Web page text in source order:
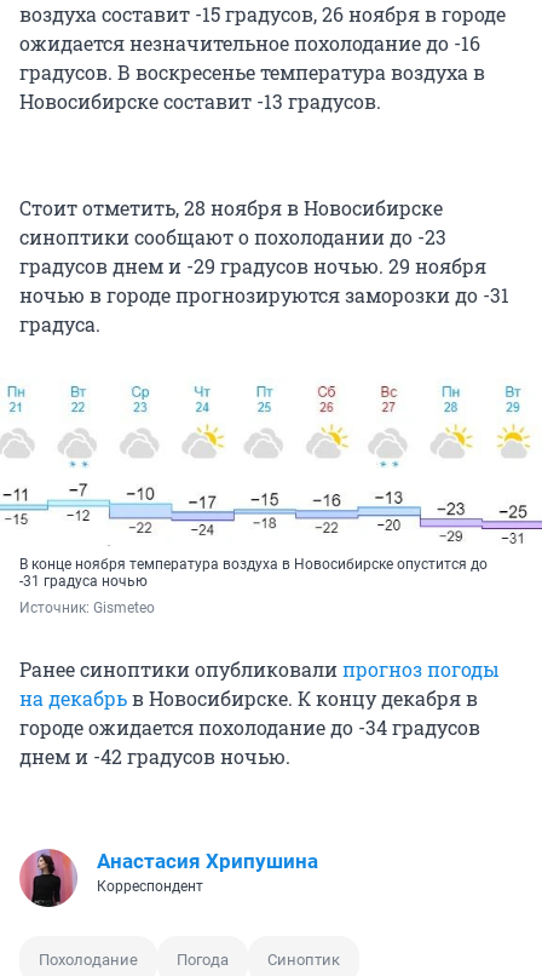
воздуха составит -15 градусов, 26 ноября в городе
ожидается незначительное похолодание до -16
градусов. В воскресенье температура воздуха в
Новосибирске составит -13 градусов.
Стоит отметить, 28 ноября в Новосибирске
синоптики сообщают о похолодании до -23
градусов днем и -29 градусов ночью. 29 ноября
ночью в городе прогнозируются заморозки до -31
градуса.
В конце ноября температура воздуха в Новосибирске опустится до
-31 градуса ночью
Источник: Gismeteo
Ранее синоптики опубликовалипрогноз погоды
на декабрьв Новосибирске. К концу декабря в
городе ожидается похолодание до -34 градусов
днем и -42 градусов ночью.
Анастасия Хрипушина
Корреспондент
Похолодание Погода Синоптик